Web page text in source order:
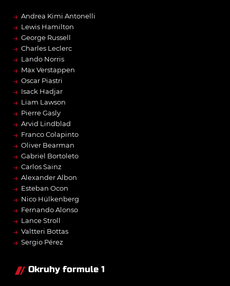
→ Andrea Kimi Antonelli
→ Lewis Hamilton
→ George Russell
→ Charles Leclerc
→ Lando Norris
→ Max Verstappen
→ Oscar Piastri
→ Isack Hadjar
→ Liam Lawson
→ Pierre Gasly
→ Arvid Lindblad
→ Franco Colapinto
→ Oliver Bearman
→ Gabriel Bortoleto
→ Carlos Sainz
→ Alexander Albon
→ Esteban Ocon
→ Nico Hülkenberg
→ Fernando Alonso
→ Lance Stroll
→ Valtteri Bottas
→ Sergio Pérez
Okruhy formule 1